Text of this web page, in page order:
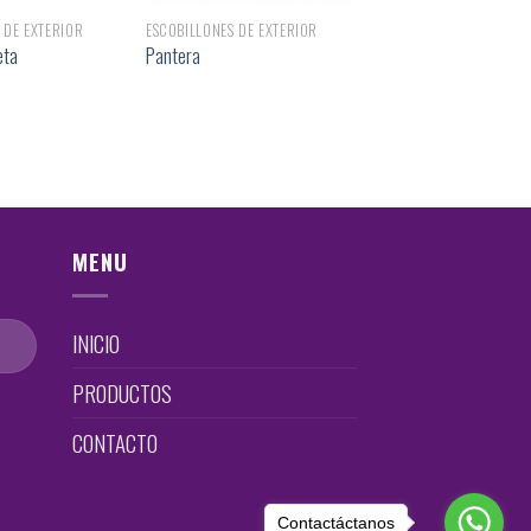
EXTERIOR ESCOBILLONES DE EXTERIOR
Pantera
MENU
INICIO
PRODUCTOS
CONTACTO
Contactáctanos